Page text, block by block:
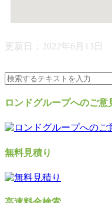
更新日： 2022年6月13日
ロンドグループへのご意
無料見積り